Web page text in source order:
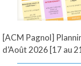
[ACM Pagnol]
d’Août 2026 [17 au